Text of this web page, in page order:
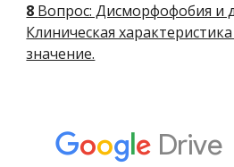
8 Вопрос: Дисморфофобия и
Клиническая
значение.